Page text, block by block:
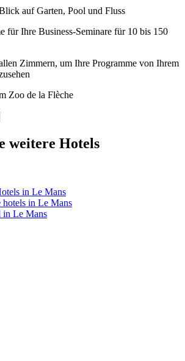
auf Garten, Pool und Fluss
für Ihre Business-Seminare für 10 bis 150
Zimmern, um Ihre Programme von Ihrem
Zoo de la Flèche
weitere Hotels
in Le Mans
in Le Mans
in Le Mans